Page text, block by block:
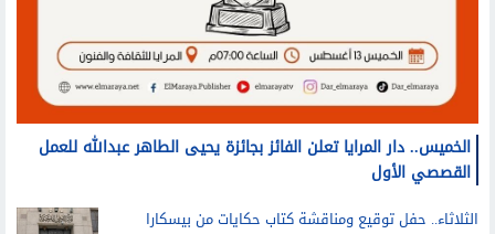
الخميس.. دار المرايا تعلن الفائز بجائزة يحيى الطاهر عبدالله للعمل
القصصي الأول
الثلاثاء.. حفل توقيع ومناقشة كتاب حكايات من بيسكارا
بالمركز القومي للترجمة